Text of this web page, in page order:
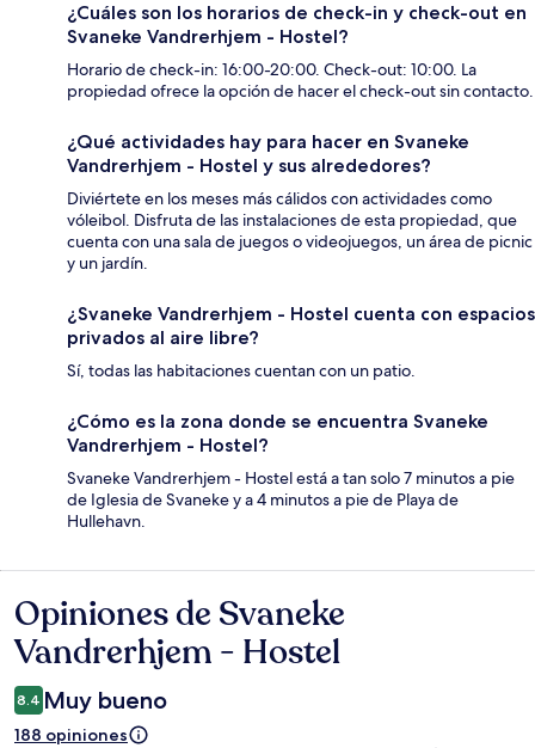
¿Cuáles son los horarios de check-in y check-out en
Svaneke Vandrerhjem - Hostel?
Horario de check-in: 16:00-20:00. Check-out: 10:00. La
propiedad ofrece la opción de hacer el check-out sin contacto.
¿Qué actividades hay para hacer en Svaneke
Vandrerhjem - Hostel y sus alrededores?
Diviértete en los meses más cálidos con actividades como
vóleibol. Disfruta de las instalaciones de esta propiedad, que
cuenta con una sala de juegos o videojuegos, un área de picnic
y un jardín.
¿Svaneke Vandrerhjem - Hostel cuenta con espacios
privados al aire libre?
Sí, todas las habitaciones cuentan con un patio.
¿Cómo es la zona donde se encuentra Svaneke
Vandrerhjem - Hostel?
Svaneke Vandrerhjem - Hostel está a tan solo 7 minutos a pie
de Iglesia de Svaneke y a 4 minutos a pie de Playa de
Hullehavn.
Opiniones
Opiniones de Svaneke
Vandrerhjem - Hostel
8.4 Muy bueno
188 opiniones